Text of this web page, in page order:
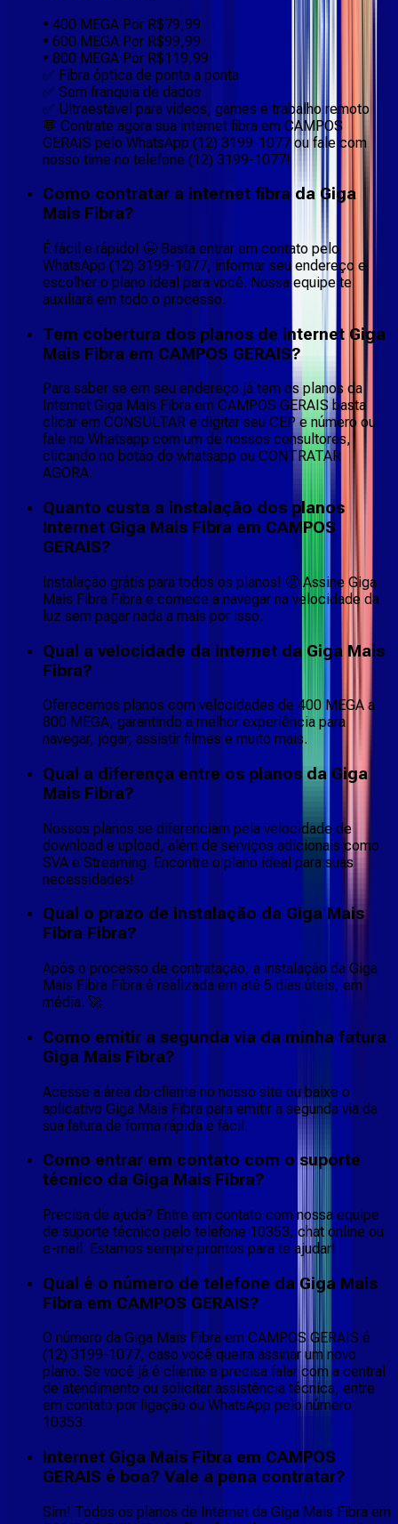
• 400 MEGA Por R$79,99
• 600 MEGA Por R$99,99
• 800 MEGA Por R$119,99
✅ Fibra óptica de ponta a ponta
✅ Sem franquia de dados
✅ Ultraestável para vídeos, games e trabalho remoto
💬 Contrate agora sua internet fibra em CAMPOS
GERAIS pelo WhatsApp (12) 3199-1077 ou fale com
nosso time no telefone (12) 3199-1077!
Como contratar a internet fibra da Giga
Mais Fibra?
É fácil e rápido! 🤩 Basta entrar em contato pelo
WhatsApp (12) 3199-1077, informar seu endereço e
escolher o plano ideal para você. Nossa equipe te
auxiliará em todo o processo.
Tem cobertura dos planos de internet Giga
Mais Fibra em CAMPOS GERAIS?
Para saber se em seu endereço já tem os planos da
Internet Giga Mais Fibra em CAMPOS GERAIS basta
clicar em CONSULTAR e digitar seu CEP e número ou
fale no Whatsapp com um de nossos consultores,
clicando no botão do whatsapp ou CONTRATAR
AGORA.
Quanto custa a instalação dos planos
Internet Giga Mais Fibra em CAMPOS
GERAIS?
Instalação grátis para todos os planos! 🤩 Assine Giga
Mais Fibra Fibra e comece a navegar na velocidade da
luz sem pagar nada a mais por isso.
Qual a velocidade da internet da Giga Mais
Fibra?
Oferecemos planos com velocidades de 400 MEGA a
800 MEGA, garantindo a melhor experiência para
navegar, jogar, assistir filmes e muito mais.
Qual a diferença entre os planos da Giga
Mais Fibra?
Nossos planos se diferenciam pela velocidade de
download e upload, além de serviços adicionais como
SVA e Streaming. Encontre o plano ideal para suas
necessidades!
Qual o prazo de instalação da Giga Mais
Fibra Fibra?
Após o processo de contratação, a instalação da Giga
Mais Fibra Fibra é realizada em até 5 dias úteis, em
média. 🚀
Como emitir a segunda via da minha fatura
Giga Mais Fibra?
Acesse a área do cliente no nosso site ou baixe o
aplicativo Giga Mais Fibra para emitir a segunda via da
sua fatura de forma rápida e fácil.
Como entrar em contato com o suporte
técnico da Giga Mais Fibra?
Precisa de ajuda? Entre em contato com nossa equipe
de suporte técnico pelo telefone 10353, chat online ou
e-mail. Estamos sempre prontos para te ajudar!
Qual é o número de telefone da Giga Mais
Fibra em CAMPOS GERAIS?
O número da Giga Mais Fibra em CAMPOS GERAIS é
(12) 3199-1077, caso você queira assinar um novo
plano. Se você já é cliente e precisa falar com a central
de atendimento ou solicitar assistência técnica, entre
em contato por ligação ou WhatsApp pelo número
10353.
Internet Giga Mais Fibra em CAMPOS
GERAIS é boa? Vale a pena contratar?
Sim! Todos os planos de Internet da Giga Mais Fibra em